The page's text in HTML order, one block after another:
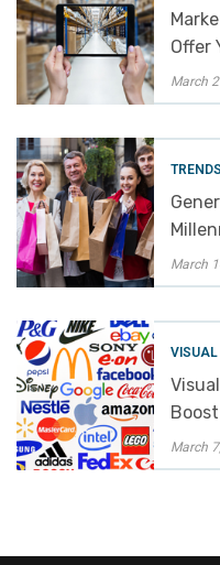
Offer
March
March
VISUAL
March